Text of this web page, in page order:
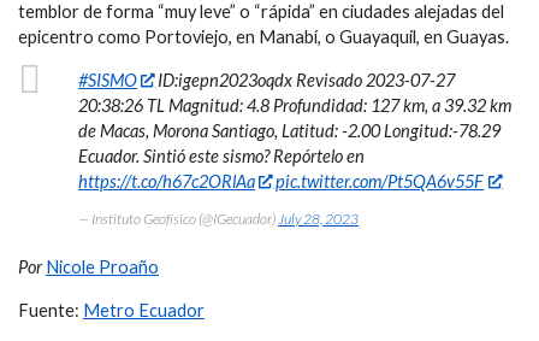
temblor de forma “muy leve” o “rápida” en ciudades alejadas del
epicentro como Portoviejo, en Manabí, o Guayaquil, en Guayas.
#SISMO
ID:igepn2023oqdx Revisado 2023-07-27
20:38:26 TL Magnitud: 4.8 Profundidad: 127 km, a 39.32 km
de Macas, Morona Santiago, Latitud: -2.00 Longitud:-78.29
Ecuador. Sintió este sismo? Repórtelo en
https://t.co/h67c2ORlAa
pic.twitter.com/Pt5QA6v55F
— Instituto Geofísico (@IGecuador) July 28, 2023
Por Nicole Proaño
Fuente: Metro Ecuador